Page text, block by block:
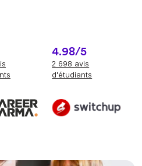
4.98/5
2 698 avis
d'étudiants